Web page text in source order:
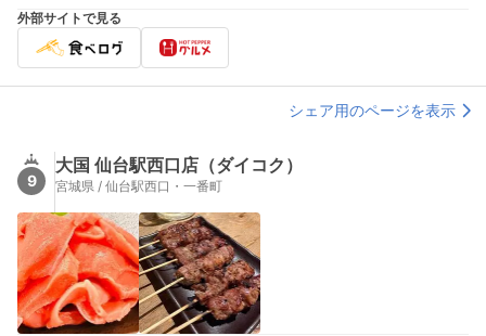
外部サイトで見る
シェア用のページを表示
9
大国 仙台駅西口店（ダイコク）
宮城県 / 仙台駅西口・一番町